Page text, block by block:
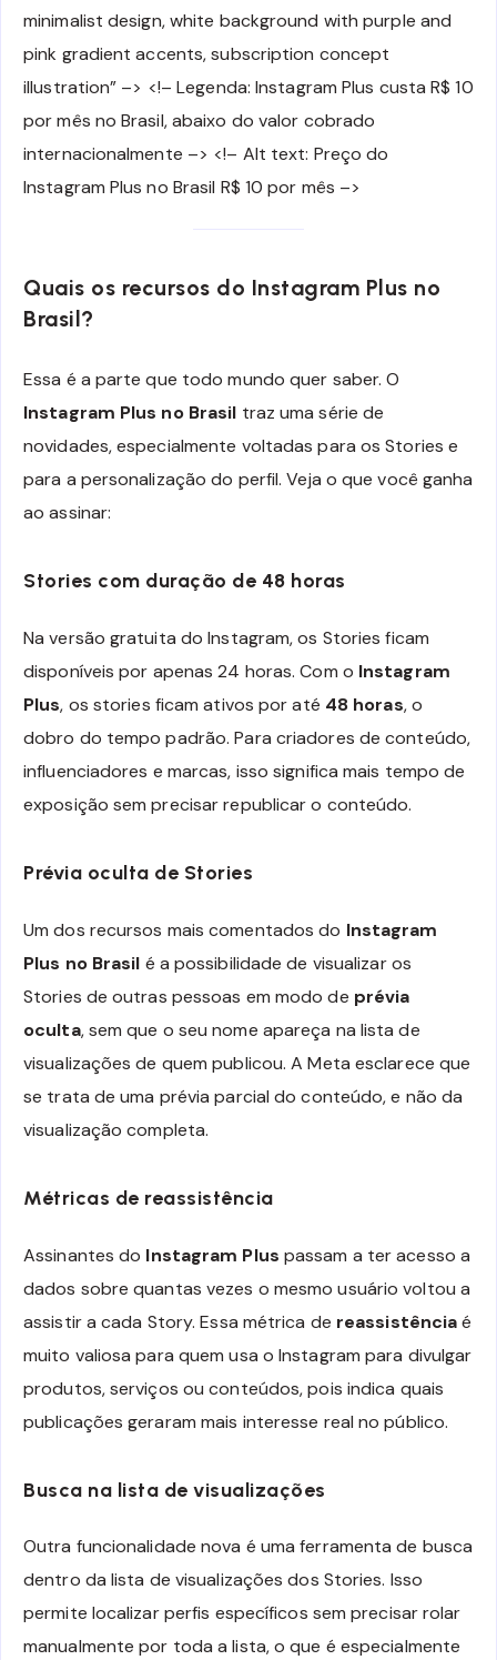
minimalist design, white background with purple and
pink gradient accents, subscription concept
illustration” –> <!– Legenda: Instagram Plus custa R$ 10
por mês no Brasil, abaixo do valor cobrado
internacionalmente –> <!– Alt text: Preço do
Instagram Plus no Brasil R$ 10 por mês –>
Quais os recursos do Instagram Plus no
Brasil?
Essa é a parte que todo mundo quer saber. O
Instagram Plus no Brasil traz uma série de
novidades, especialmente voltadas para os Stories e
para a personalização do perfil. Veja o que você ganha
ao assinar:
Stories com duração de 48 horas
Na versão gratuita do Instagram, os Stories ficam
disponíveis por apenas 24 horas. Com o Instagram
Plus, os stories ficam ativos por até 48 horas, o
dobro do tempo padrão. Para criadores de conteúdo,
influenciadores e marcas, isso significa mais tempo de
exposição sem precisar republicar o conteúdo.
Prévia oculta de Stories
Um dos recursos mais comentados do Instagram
Plus no Brasil é a possibilidade de visualizar os
Stories de outras pessoas em modo de prévia
oculta, sem que o seu nome apareça na lista de
visualizações de quem publicou. A Meta esclarece que
se trata de uma prévia parcial do conteúdo, e não da
visualização completa.
Métricas de reassistência
Assinantes do Instagram Plus passam a ter acesso a
dados sobre quantas vezes o mesmo usuário voltou a
assistir a cada Story. Essa métrica de reassistênciaé
muito valiosa para quem usa o Instagram para divulgar
produtos, serviços ou conteúdos, pois indica quais
publicações geraram mais interesse real no público.
Busca na lista de visualizações
Outra funcionalidade nova é uma ferramenta de busca
dentro da lista de visualizações dos Stories. Isso
permite localizar perfis específicos sem precisar rolar
manualmente por toda a lista, o que é especialmente